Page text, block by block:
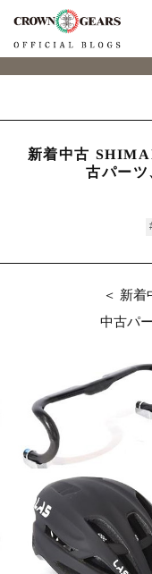
新着中古
古パーツ
＜ 新着
中古パ